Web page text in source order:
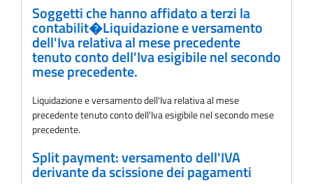
Soggetti che hanno affidato a terzi la
contabilit�Liquidazione e versamento
dell'Iva relativa al mese precedente
tenuto conto dell'Iva esigibile nel secondo
mese precedente.
Liquidazione e versamento dell'Iva relativa al mese
precedente tenuto conto dell'Iva esigibile nel secondo mese
precedente.
Split payment: versamento dell'IVA
derivante da scissione dei pagamenti